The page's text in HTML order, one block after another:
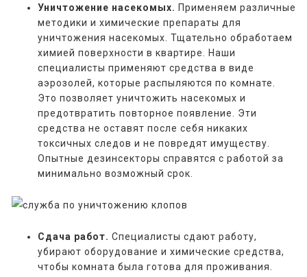
Уничтожение насекомых. Применяем различные
методики и химические препараты для
уничтожения насекомых. Тщательно обработаем
химией поверхности в квартире. Наши
специалисты применяют средства в виде
аэрозолей, которые распыляются по комнате.
Это позволяет уничтожить насекомых и
предотвратить повторное появление. Эти
средства не оставят после себя никаких
токсичных следов и не повредят имуществу.
Опытные дезинсекторы справятся с работой за
минимально возможный срок.
Сдача работ. Специалисты сдают работу,
убирают оборудование и химические средства,
чтобы комната была готова для проживания.